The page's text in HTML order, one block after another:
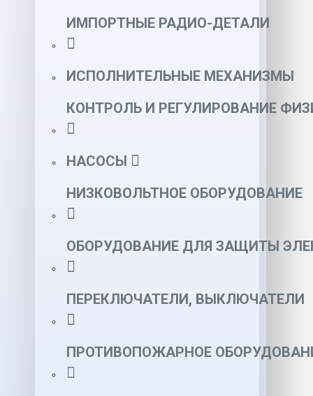
ИМПОРТНЫЕ РАДИО-ДЕТАЛИ
ИСПОЛНИТЕЛЬНЫЕ МЕХАНИЗМЫ
КОНТРОЛЬ И РЕГУЛИРОВАНИЕ
НАСОСЫ
НИЗКОВОЛЬТНОЕ ОБОРУДОВАНИЕ
ОБОРУДОВАНИЕ ДЛЯ ЗАЩИТЫ
ПЕРЕКЛЮЧАТЕЛИ, ВЫКЛЮЧАТЕЛИ
ПРОТИВОПОЖАРНОЕ